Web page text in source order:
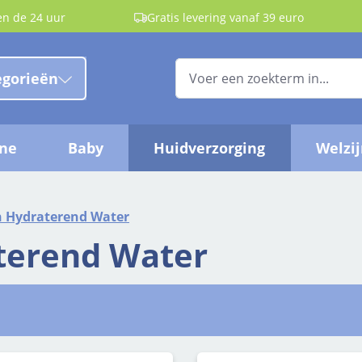
de 24 uur Gratis levering vanaf 39 euro
Baby Huidverzorging
Hydraterend Water
Water